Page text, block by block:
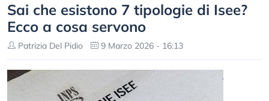
Sai che esistono 7 tipologie di Isee?
Ecco a cosa servono
Patrizia Del Pidio 9 Marzo 2026 - 16:13